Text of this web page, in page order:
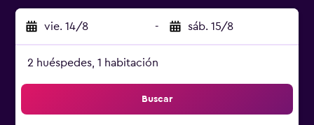
vie. 14/8 - sáb. 15/8
2 huéspedes, 1 habitación
Buscar